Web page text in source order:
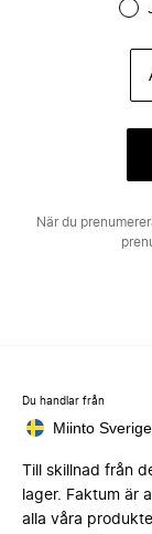
När du
Du handlar från
Miinto Sverige
Till skillnad från
lager. Faktum är
alla våra